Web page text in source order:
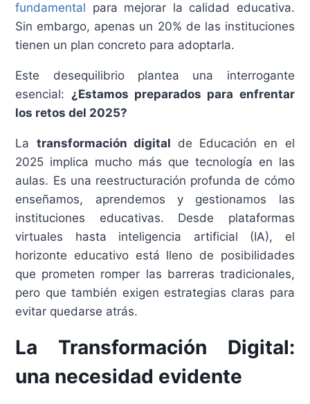
fundamental para mejorar la calidad educativa.
Sin embargo, apenas un 20% de las instituciones
tienen un plan concreto para adoptarla.
Este desequilibrio plantea una interrogante
esencial: ¿Estamos preparados para enfrentar
los retos del 2025?
La transformación digital de Educación en el
2025 implica mucho más que tecnología en las
aulas. Es una reestructuración profunda de cómo
enseñamos, aprendemos y gestionamos las
instituciones educativas. Desde plataformas
virtuales hasta inteligencia artificial (IA), el
horizonte educativo está lleno de posibilidades
que prometen romper las barreras tradicionales,
pero que también exigen estrategias claras para
evitar quedarse atrás.
La Transformación Digital:
una necesidad evidente